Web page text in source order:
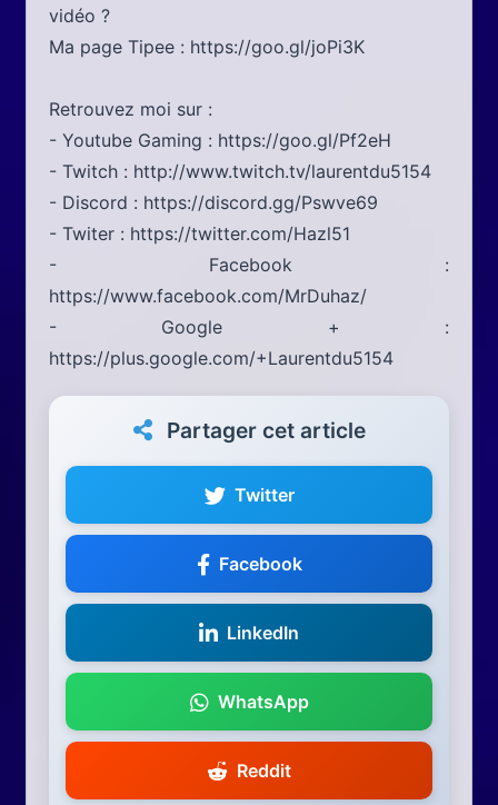
vidéo ?
Ma page Tipee : https://goo.gl/joPi3K
Retrouvez moi sur :
- Youtube Gaming : https://goo.gl/Pf2eH
- Twitch : http://www.twitch.tv/laurentdu5154
- Discord : https://discord.gg/Pswve69
- Twiter : https://twitter.com/Hazl51
- Facebook :
https://www.facebook.com/MrDuhaz/
- Google + :
https://plus.google.com/+Laurentdu5154
Partager cet article
Twitter
Facebook
LinkedIn
WhatsApp
Reddit